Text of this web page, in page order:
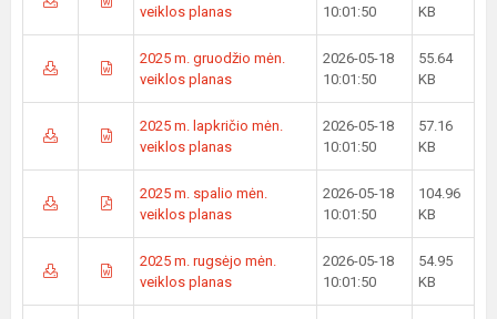
veiklos planas
10:01:50
KB
2025 m. gruodžio mėn.
veiklos planas
2026-05-18
10:01:50
55.64
KB
2025 m. lapkričio mėn.
veiklos planas
2026-05-18
10:01:50
57.16
KB
2025 m. spalio mėn.
veiklos planas
2026-05-18
10:01:50
104.96
KB
2025 m. rugsėjo mėn.
veiklos planas
2026-05-18
10:01:50
54.95
KB